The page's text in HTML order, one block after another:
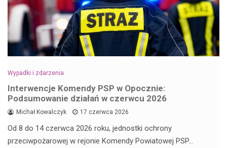
Wypadki i zdarzenia
Interwencje Komendy PSP w Opocznie:
Podsumowanie działań w czerwcu 2026
Michał Kowalczyk 17 czerwca 2026
Od 8 do 14 czerwca 2026 roku, jednostki ochrony
przeciwpożarowej w rejonie Komendy Powiatowej PSP…